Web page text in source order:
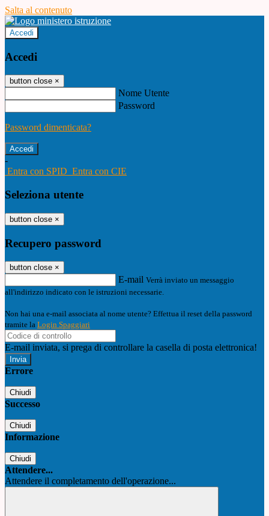
Salta al contenuto
Accedi
Accedi
button close ×
Nome Utente
Password
Password dimenticata?
-
Entra con SPID Entra con CIE
Seleziona utente
button close ×
Recupero password
button close ×
E-mail Verrà inviato un messaggio
all'indirizzo indicato con le istruzioni necessarie.
Non hai una e-mail associata al nome utente? Effettua il reset della password
tramite la Login Spaggiari
E-mail inviata, si prega di controllare la casella di posta elettronica!
Errore
Chiudi
Successo
Chiudi
Informazione
Chiudi
Attendere...
Attendere il completamento dell'operazione...